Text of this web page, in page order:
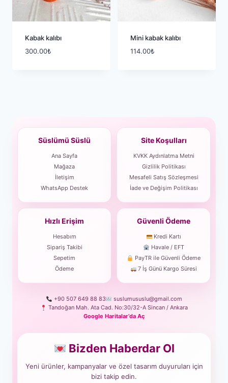
Kabak kalıbı
300.00₺
Mini kabak kalıbı
114.00₺
Süslümü Süslü
Ana Sayfa
Mağaza
İletişim
WhatsApp Destek
Site Koşulları
KVKK Aydınlatma Metni
Gizlilik Politikası
Mesafeli Satış Sözleşmesi
İade ve Değişim Politikası
Hızlı Erişim
Hesabım
Sipariş Takibi
Sepetim
Ödeme
Güvenli Ödeme
Kredi Kartı
Havale / EFT
PayTR ile Güvenli Ödeme
7 İş Günü Kargo Süresi
+90 507 649 88 83
suslumususlu@gmail.com
Tandoğan Mah. Ata Cad. No:30/32-A Sincan / Ankara
Google Haritalar’da Aç
Bizden Haberdar Ol
Yeni ürünler, kampanyalar ve özel tasarım duyuruları için
bizi takip edin.